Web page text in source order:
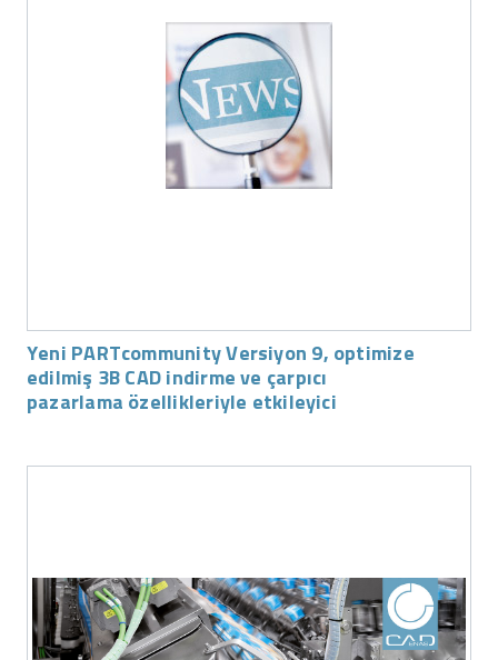
Yeni PARTcommunity Versiyon 9, optimize
edilmiş 3B CAD indirme ve çarpıcı
pazarlama özellikleriyle etkileyici